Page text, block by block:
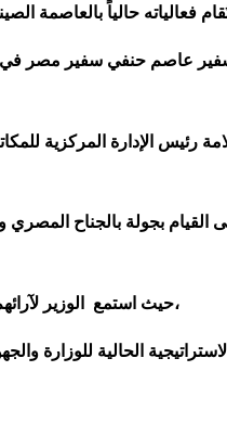
عاصم حنفي سفير مصر في
رئيس الإدارة المركزية
بجولة بالجناح المصري
حيث استمع الوزير لآرائهم ومقترحاتهم لزيادة تدفق الحركة السياحية الوافدة من السوق الصيني والذي يعد من الأسواق السياحية المستهدفة،
الحالية للوزارة